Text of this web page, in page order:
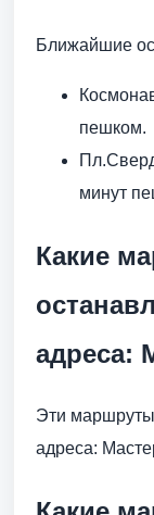
Ближайшие
пешком.
минут
Какие
адреса:
Эти маршруты
адреса: